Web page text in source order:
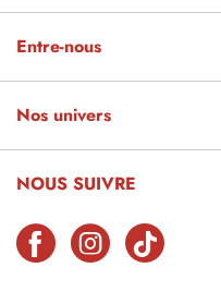
Entre-nous
Nos univers
NOUS SUIVRE